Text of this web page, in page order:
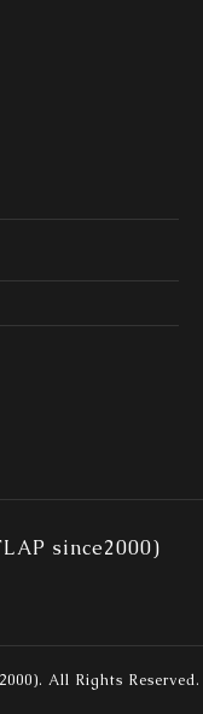
since2000)
. All Rights Reserved.